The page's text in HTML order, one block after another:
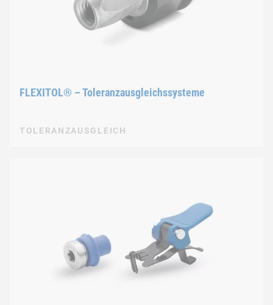
FLEXITOL® – Toleranzausgleichssysteme
TOLERANZAUSGLEICH